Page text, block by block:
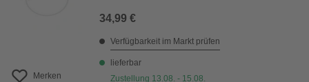
Merken
34,99 €
Verfügbarkeit im Markt prüfen
lieferbar
Zustellung 13.08. - 15.08.